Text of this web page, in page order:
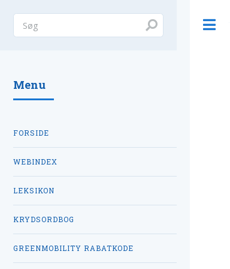
Menu
FORSIDE
WEBINDEX
LEKSIKON
KRYDSORDBOG
GREENMOBILITY RABATKODE